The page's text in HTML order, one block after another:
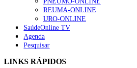
94 visualizações
Quase quatro em cada dez
apresentavam níveis
REUMA-ONLINE
URO-ONLINE
SaúdeOnline TV
Agenda
Pesquisar
LINKS RÁPIDOS